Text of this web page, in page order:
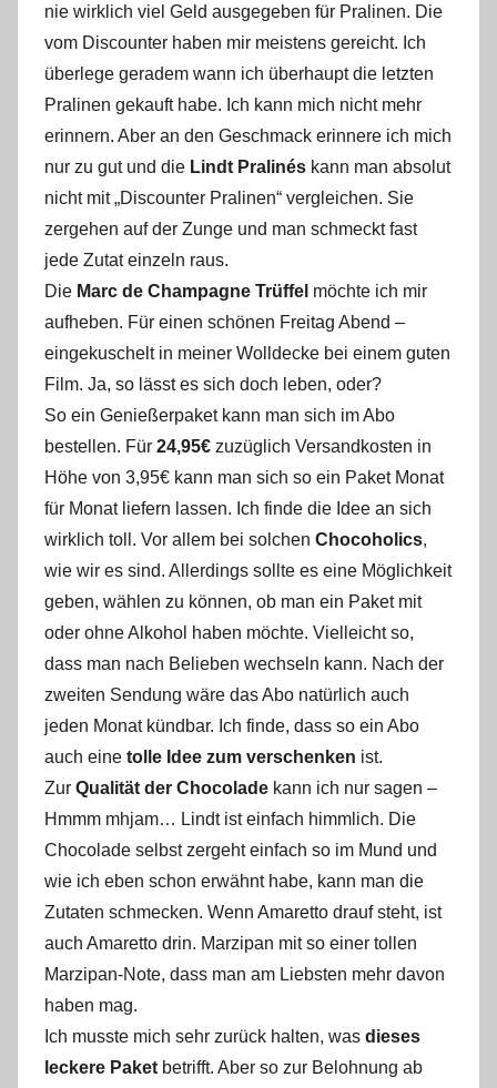
nie wirklich viel Geld ausgegeben für Pralinen. Die
vom Discounter haben mir meistens gereicht. Ich
überlege geradem wann ich überhaupt die letzten
Pralinen gekauft habe. Ich kann mich nicht mehr
erinnern. Aber an den Geschmack erinnere ich mich
nur zu gut und die Lindt Pralinés kann man absolut
nicht mit „Discounter Pralinen“ vergleichen. Sie
zergehen auf der Zunge und man schmeckt fast
jede Zutat einzeln raus.
Die Marc de Champagne Trüffel möchte ich mir
aufheben. Für einen schönen Freitag Abend –
eingekuschelt in meiner Wolldecke bei einem guten
Film. Ja, so lässt es sich doch leben, oder?
So ein Genießerpaket kann man sich im Abo
bestellen. Für 24,95€ zuzüglich Versandkosten in
Höhe von 3,95€ kann man sich so ein Paket Monat
für Monat liefern lassen. Ich finde die Idee an sich
wirklich toll. Vor allem bei solchen Chocoholics,
wie wir es sind. Allerdings sollte es eine Möglichkeit
geben, wählen zu können, ob man ein Paket mit
oder ohne Alkohol haben möchte. Vielleicht so,
dass man nach Belieben wechseln kann. Nach der
zweiten Sendung wäre das Abo natürlich auch
jeden Monat kündbar. Ich finde, dass so ein Abo
auch eine tolle Idee zum verschenken ist.
Zur Qualität der Chocolade kann ich nur sagen –
Hmmm mhjam… Lindt ist einfach himmlich. Die
Chocolade selbst zergeht einfach so im Mund und
wie ich eben schon erwähnt habe, kann man die
Zutaten schmecken. Wenn Amaretto drauf steht, ist
auch Amaretto drin. Marzipan mit so einer tollen
Marzipan-Note, dass man am Liebsten mehr davon
haben mag.
Ich musste mich sehr zurück halten, was dieses
leckere Paket betrifft. Aber so zur Belohnung ab